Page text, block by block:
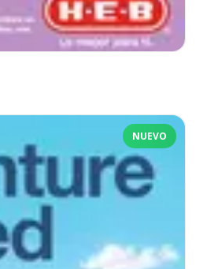
NUEVO